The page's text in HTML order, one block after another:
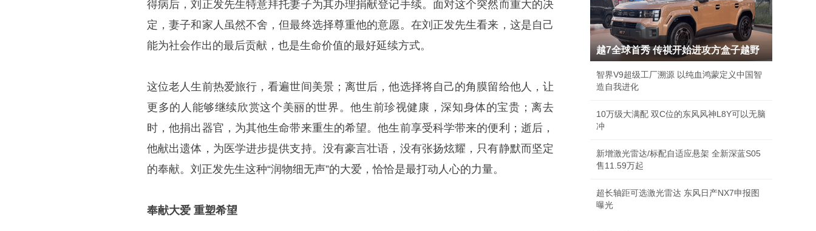
得病后，刘正发先生特意拜托妻子为其办理捐献登记手续。面对这个突然而重大的决
定，妻子和家人虽然不舍，但最终选择尊重他的意愿。在刘正发先生看来，这是自己
能为社会作出的最后贡献，也是生命价值的最好延续方式。
这位老人生前热爱旅行，看遍世间美景；离世后，他选择将自己的角膜留给他人，让
更多的人能够继续欣赏这个美丽的世界。他生前珍视健康，深知身体的宝贵；离去
时，他捐出器官，为其他生命带来重生的希望。他生前享受科学带来的便利；逝后，
他献出遗体，为医学进步提供支持。没有豪言壮语，没有张扬炫耀，只有静默而坚定
的奉献。刘正发先生这种“润物细无声”的大爱，恰恰是最打动人心的力量。
奉献大爱 重塑希望
越7全球首秀 传祺开始进攻方盒子越野
智界V9超级工厂溯源 以纯血鸿蒙定义中国智
造自我进化
10万级大满配 双C位的东风风神L8Y可以无脑
冲
新增激光雷达/标配自适应悬架 全新深蓝S05
售11.59万起
超长轴距可选激光雷达 东风日产NX7申报图
曝光